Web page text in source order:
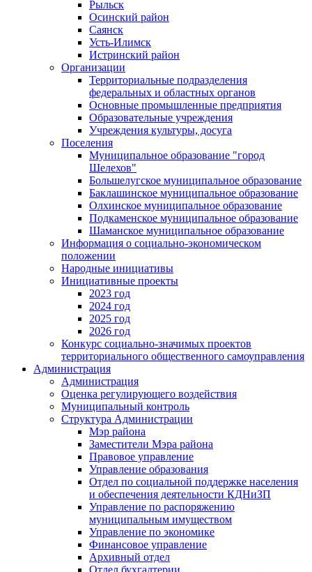
Рыльск
Осинский район
Саянск
Усть-Илимск
Истринский район
Организации
Территориальные подразделения
федеральных и областных органов
Основные промышленные предприятия
Образовательные учреждения
Учреждения культуры, досуга
Поселения
Муниципальное образование "город
Шелехов"
Большелугское муниципальное образование
Баклашинское муниципальное образование
Олхинское муниципальное образование
Подкаменское муниципальное образование
Шаманское муниципальное образование
Информация о социально-экономическом
положении
Народные инициативы
Инициативные проекты
2023 год
2024 год
2025 год
2026 год
Конкурс социально-значимых проектов
территориального общественного самоуправления
Администрация
Администрация
Оценка регулирующего воздействия
Муниципальный контроль
Структура Администрации
Мэр района
Заместители Мэра района
Правовое управление
Управление образования
Отдел по социальной поддержке населения
и обеспечения деятельности КДНиЗП
Управление по распоряжению
муниципальным имуществом
Управление по экономике
Финансовое управление
Архивный отдел
Отдел бухгалтерии